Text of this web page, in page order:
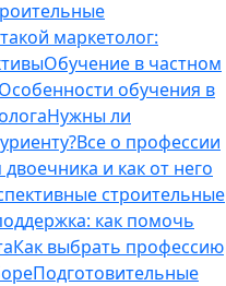
маркетолог:
Обучение в частном
Особенности обучения в
Нужны ли
Все о профессии
и как от него
строительные
как помочь
Как выбрать профессию
Подготовительные